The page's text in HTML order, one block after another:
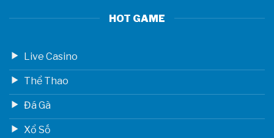
HOT GAME
Live Casino
Thể Thao
Đá Gà
Xổ Số